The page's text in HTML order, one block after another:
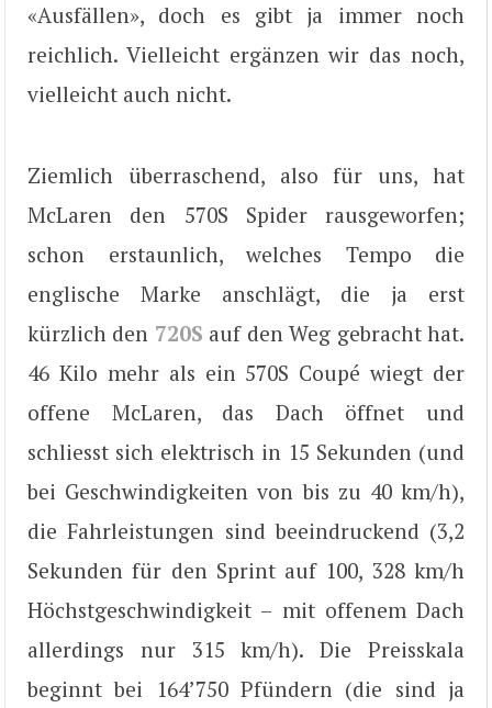
«Ausfällen», doch es gibt ja immer noch
reichlich. Vielleicht ergänzen wir das noch,
vielleicht auch nicht.
Ziemlich überraschend, also für uns, hat
McLaren den 570S Spider rausgeworfen;
schon erstaunlich, welches Tempo die
englische Marke anschlägt, die ja erst
kürzlich den 720S auf den Weg gebracht hat.
46 Kilo mehr als ein 570S Coupé wiegt der
offene McLaren, das Dach öffnet und
schliesst sich elektrisch in 15 Sekunden (und
bei Geschwindigkeiten von bis zu 40 km/h),
die Fahrleistungen sind beeindruckend (3,2
Sekunden für den Sprint auf 100, 328 km/h
Höchstgeschwindigkeit – mit offenem Dach
allerdings nur 315 km/h). Die Preisskala
beginnt bei 164’750 Pfündern (die sind ja